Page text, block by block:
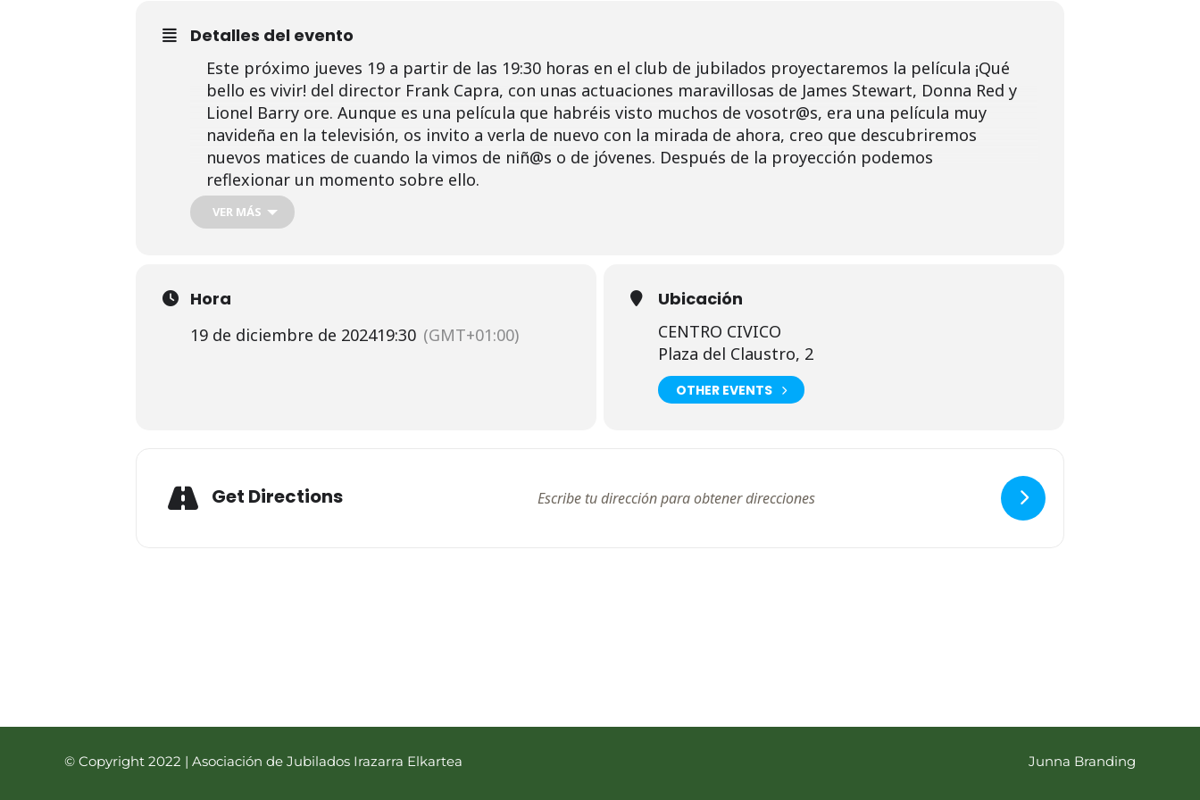
Detalles del evento
Este próximo jueves 19 a partir de las 19:30 horas en el club de jubilados proyectaremos la película ¡Qué
bello es vivir! del director Frank Capra, con unas actuaciones maravillosas de James Stewart, Donna Red y
Lionel Barry ore. Aunque es una película que habréis visto muchos de vosotr@s, era una película muy
navideña en la televisión, os invito a verla de nuevo con la mirada de ahora, creo que descubriremos
nuevos matices de cuando la vimos de niñ@s o de jóvenes. Después de la proyección podemos
reflexionar un momento sobre ello.
VER MÁS
Hora
19 de diciembre de 202419:30 (GMT+01:00)
Ubicación
CENTRO CIVICO
Plaza del Claustro, 2
OTHER EVENTS
Get Directions
© Copyright 2022 | Asociación de Jubilados Irazarra Elkartea Junna Branding